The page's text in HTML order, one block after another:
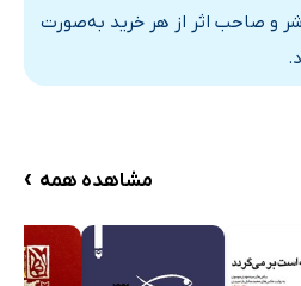
و صاحب اثر از هر خرید به‌صورت
مشاهده همه ›